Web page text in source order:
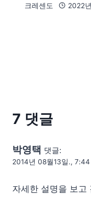
크레센도 2022
7 댓글
박영택 댓글:
2014년 08월13일., 7:44
자세한 설명을 보고